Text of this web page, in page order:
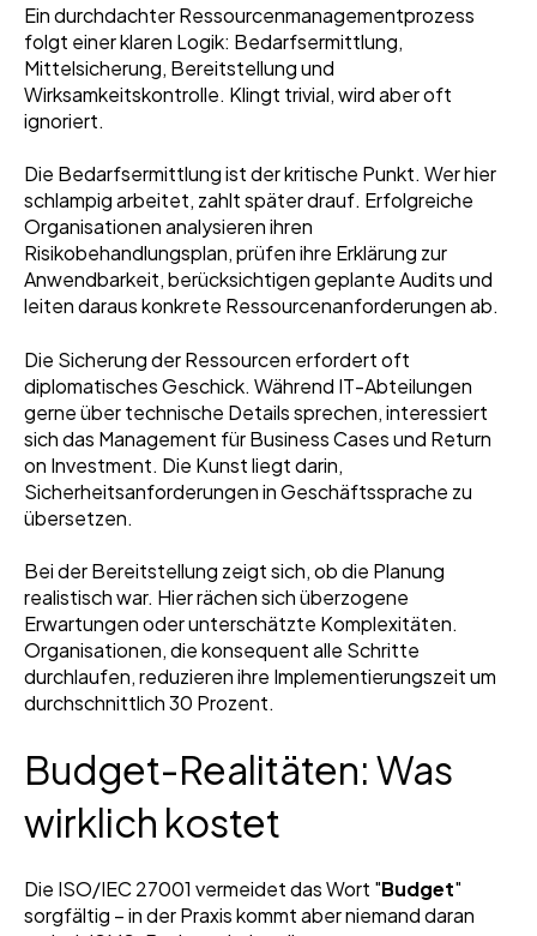
Ein durchdachter Ressourcenmanagementprozess
folgt einer klaren Logik: Bedarfsermittlung,
Mittelsicherung, Bereitstellung und
Wirksamkeitskontrolle. Klingt trivial, wird aber oft
ignoriert.
Die Bedarfsermittlung ist der kritische Punkt. Wer hier
schlampig arbeitet, zahlt später drauf. Erfolgreiche
Organisationen analysieren ihren
Risikobehandlungsplan, prüfen ihre Erklärung zur
Anwendbarkeit, berücksichtigen geplante Audits und
leiten daraus konkrete Ressourcenanforderungen ab.
Die Sicherung der Ressourcen erfordert oft
diplomatisches Geschick. Während IT-Abteilungen
gerne über technische Details sprechen, interessiert
sich das Management für Business Cases und Return
on Investment. Die Kunst liegt darin,
Sicherheitsanforderungen in Geschäftssprache zu
übersetzen.
Bei der Bereitstellung zeigt sich, ob die Planung
realistisch war. Hier rächen sich überzogene
Erwartungen oder unterschätzte Komplexitäten.
Organisationen, die konsequent alle Schritte
durchlaufen, reduzieren ihre Implementierungszeit um
durchschnittlich 30 Prozent.
Budget-Realitäten: Was
wirklich kostet
Die ISO/IEC 27001 vermeidet das Wort "Budget"
sorgfältig – in der Praxis kommt aber niemand daran